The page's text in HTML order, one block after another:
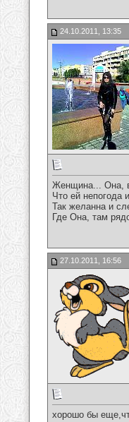
24.10.2011, 13:35
Женщина... Она,
Что ей непогода
Так желанна и
Где Она, там
27.10.2011, 16:56
хорошо бы